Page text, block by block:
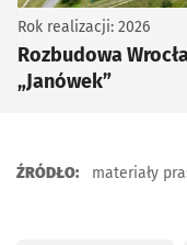
Rozbudowa
„Janówek”
Rok realizacji: 2026
ŹRÓDŁO: materiały